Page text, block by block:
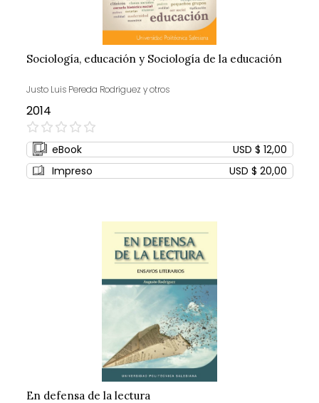
Sociología, educación y Sociología de la educación
Justo Luis Pereda Rodriguez y otros
2014
0%
eBook
USD $ 12,00
Impreso
USD $ 20,00
En defensa de la lectura